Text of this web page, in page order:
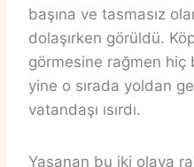
başına ve tasmasız
dolaşırken görüldü.
görmesine rağmen hiç
yine o sırada yoldan
vatandaşı ısırdı.
Yaşanan bu iki olaya